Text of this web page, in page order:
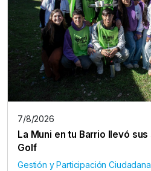
7/8/2026
La Muni en tu Barrio llevó
Golf
Gestión y Participación Ciudadana